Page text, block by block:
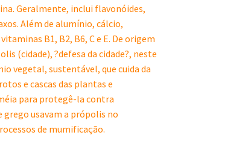
Geralmente, inclui flavonóides,
Além de alumínio, cálcio,
B1, B2, B6, C e E. De origem
(cidade), ?defesa da cidade?, neste
vegetal, sustentável, que cuida da
e cascas das plantas e
para protegê-la contra
grego usavam a própolis no
de mumificação.